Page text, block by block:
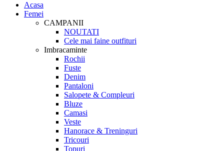
Acasa
Femei
CAMPANII
NOUTATI
Cele mai faine outfituri
Imbracaminte
Rochii
Fuste
Denim
Pantaloni
Salopete & Compleuri
Bluze
Camasi
Veste
Hanorace & Treninguri
Tricouri
Topuri